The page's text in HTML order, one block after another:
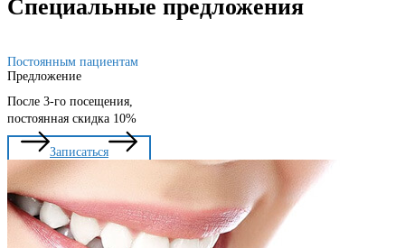
Специальные предложения
Постоянным пациентам
Предложение
После 3-го посещения,
постоянная скидка 10%
Записаться